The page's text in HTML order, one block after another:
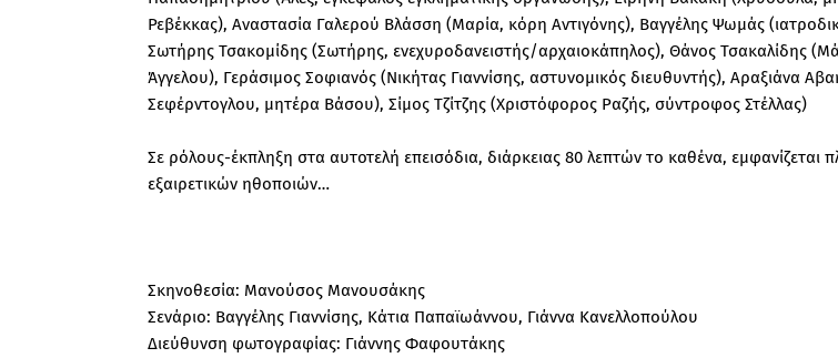
Ρεβέκκας), Αναστασία Γαλερού Βλάσση (Μαρία, κόρη Αντιγόνης), Βαγγέλης Ψωμάς
Σωτήρης Τσακομίδης (Σωτήρης, ενεχυροδανειστής/αρχαιοκάπηλος), Θάνος Τσακαλίδης
Άγγελου), Γεράσιμος Σοφιανός (Νικήτας Γιαννίσης, αστυνομικός διευθυντής), Αραξιάνα
Σεφέρντογλου, μητέρα Βάσου), Σίμος Τζίτζης (Χριστόφορος Ραζής, σύντροφος Στέλλας)
Σε ρόλους-έκπληξη στα αυτοτελή επεισόδια, διάρκειας 80 λεπτών το καθένα, εμφανίζεται
εξαιρετικών ηθοποιών…
Σκηνοθεσία: Μανούσος Μανουσάκης
Σενάριο: Βαγγέλης Γιαννίσης, Κάτια Παπαϊωάννου, Γιάννα Κανελλοπούλου
Διεύθυνση φωτογραφίας: Γιάννης Φαφουτάκης